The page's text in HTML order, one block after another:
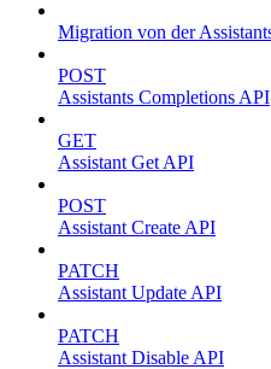
Migration von der
POST
Assistants Completions API
GET
Assistant Get API
POST
Assistant Create API
PATCH
Assistant Update API
PATCH
Assistant Disable API